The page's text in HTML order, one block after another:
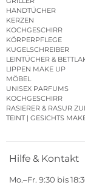
HANDTÜCHER
KERZEN
KOCHGESCHIRR
KÖRPERPFLEGE
KUGELSCHREIBER
LEINTÜCHER &
LIPPEN MAKE UP
MÖBEL
UNISEX PARFUMS
KOCHGESCHIRR
RASIERER & RASUR
TEINT | GESICHTS
Hilfe & Kontakt
Mo.–Fr. 9:30 bis